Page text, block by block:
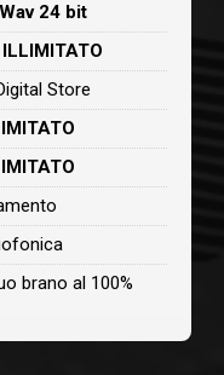
Wav 24 bit
ILLIMITATO
Store
brano al 100%